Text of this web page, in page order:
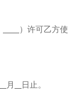
）许可乙方使
月 日止。